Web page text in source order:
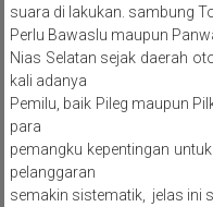
suara di lakukan. sambung
Perlu Bawaslu maupun
Nias Selatan sejak daerah
kali adanya
Pemilu, baik Pileg maupun
para
pemangku kepentingan
pelanggaran
semakin sistematik, jelas ini